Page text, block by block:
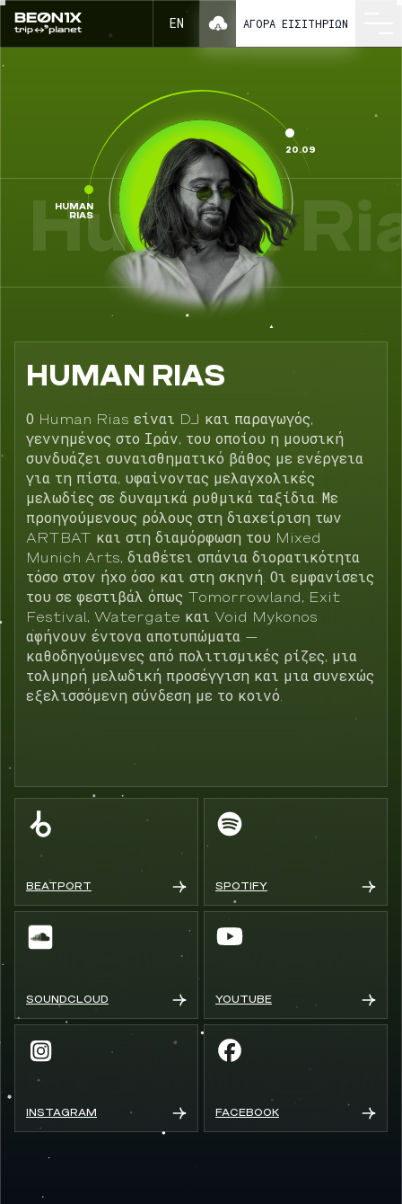
Human Rias ως μέρος του BEONIX 2025
EN ΑΓΟΡΆ ΕΙΣΙΤΗΡΊΩΝ
HUMAN
RIAS
20.09
Human
HUMAN RIAS
Ο Human Rias είναι DJ και παραγωγός,
γεννημένος στο Ιράν, του οποίου η μουσική
συνδυάζει συναισθηματικό βάθος με ενέργεια
για τη πίστα, υφαίνοντας μελαγχολικές
μελωδίες σε δυναμικά ρυθμικά ταξίδια. Με
προηγούμενους ρόλους στη διαχείριση των
ARTBAT και στη διαμόρφωση του Mixed
Munich Arts, διαθέτει σπάνια διορατικότητα
τόσο στον ήχο όσο και στη σκηνή. Οι εμφανίσεις
του σε φεστιβάλ όπως Tomorrowland, Exit
Festival, Watergate και Void Mykonos
αφήνουν έντονα αποτυπώματα —
καθοδηγούμενες από πολιτισμικές ρίζες, μια
τολμηρή μελωδική προσέγγιση και μια συνεχώς
εξελισσόμενη σύνδεση με το κοινό.
BEATPORT SPOTIFY
SOUNDCLOUD YOUTUBE
INSTAGRAM FACEBOOK